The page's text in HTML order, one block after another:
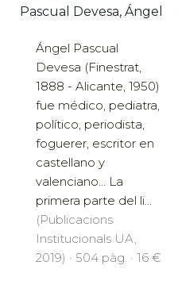
Pascual Devesa, Ángel
Ángel Pascual
Devesa (Finestrat,
1888 - Alicante, 1950)
fue médico, pediatra,
político, periodista,
foguerer, escritor en
castellano y
valenciano… La
primera parte del li...
(Publicacions
Institucionals UA,
2019) · 504 pàg. · 16 €